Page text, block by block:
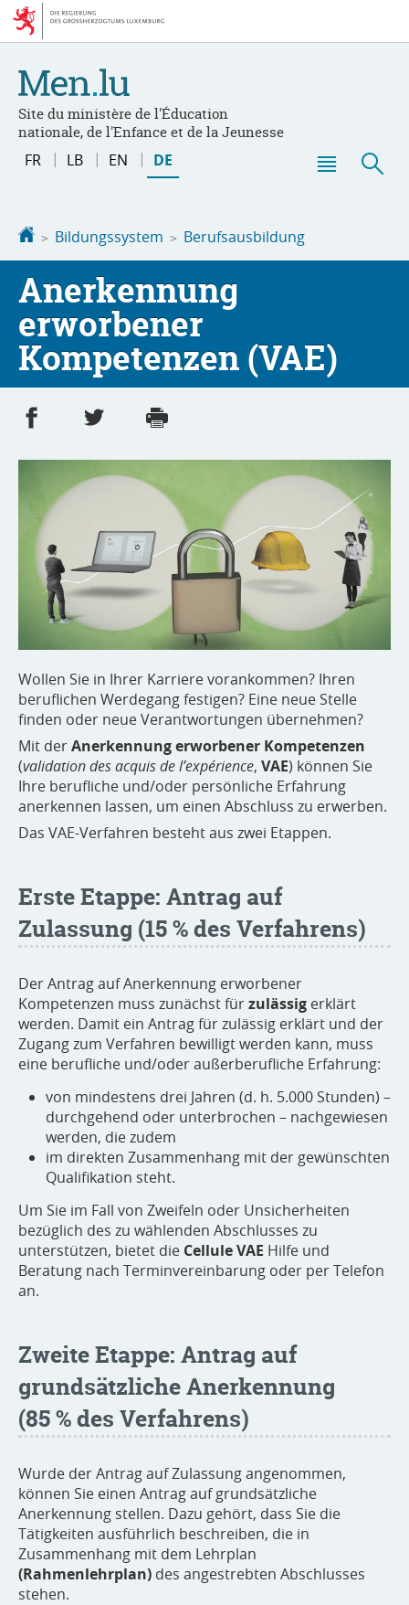
Zur
Navigation
Zum
Inhalt
Site du ministère de l'Éducation
nationale, de l'Enfance et de la Jeunesse
Sprache
wechseln
FR LB EN DE
Startseite
Bildungssystem Berufsausbildung
Anerkennung
erworbener
Kompetenzen (VAE)
Partager sur Facebook
Partager sur Twitter
Wollen Sie in Ihrer Karriere vorankommen? Ihren
beruflichen Werdegang festigen? Eine neue Stelle
finden oder neue Verantwortungen übernehmen?
Mit derAnerkennung erworbener Kompetenzen
(validation des acquis de l’expérience, VAE) können Sie
Ihre berufliche und/oder persönliche Erfahrung
anerkennen lassen, um einen Abschluss zu erwerben.
Das VAE-Verfahren besteht aus zwei Etappen.
Erste Etappe: Antrag auf
Zulassung (15 % des Verfahrens)
Der Antrag auf Anerkennung erworbener
Kompetenzen muss zunächst fürzulässig erklärt
werden. Damit ein Antrag für zulässig erklärt und der
Zugang zum Verfahren bewilligt werden kann, muss
eine berufliche und/oder außerberufliche Erfahrung:
von mindestens drei Jahren (d. h. 5.000 Stunden) –
durchgehend oder unterbrochen – nachgewiesen
werden, die zudem
im direkten Zusammenhang mit der gewünschten
Qualifikation steht.
Um Sie im Fall von Zweifeln oder Unsicherheiten
bezüglich des zu wählenden Abschlusses zu
unterstützen, bietet die Cellule VAE Hilfe und
Beratung nach Terminvereinbarung oder per Telefon
an.
Zweite Etappe: Antrag auf
grundsätzliche Anerkennung
(85 % des Verfahrens)
Wurde der Antrag auf Zulassung angenommen,
können Sie einen Antrag auf grundsätzliche
Anerkennung stellen. Dazu gehört, dass Sie die
Tätigkeiten ausführlich beschreiben, die in
Zusammenhang mit dem Lehrplan
(Rahmenlehrplan) des angestrebten Abschlusses
stehen.